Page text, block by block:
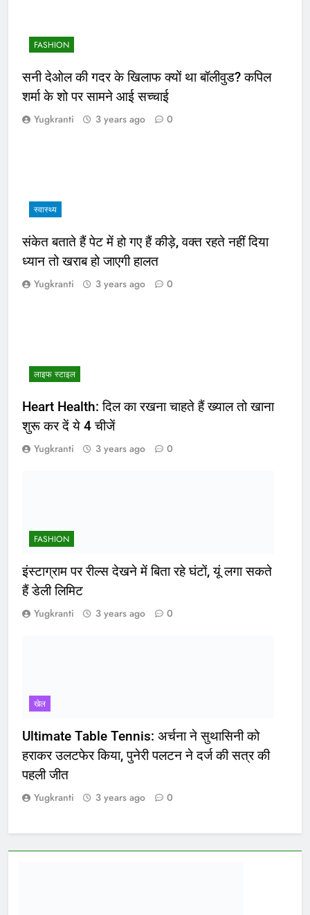
FASHION
सनी देओल की गदर के खिलाफ क्यों था बॉलीवुड? कपिल
शर्मा के शो पर सामने आई सच्चाई
Yugkranti 3 years ago 0
स्वास्थ्य
संकेत बताते हैं पेट में हो गए हैं कीड़े, वक्त रहते नहीं दिया
ध्यान तो खराब हो जाएगी हालत
Yugkranti 3 years ago 0
लाइफ स्टाइल
Heart Health: दिल का रखना चाहते हैं ख्याल तो खाना
शुरू कर दें ये 4 चीजें
Yugkranti 3 years ago 0
FASHION
इंस्टाग्राम पर रील्स देखने में बिता रहे घंटों, यूं लगा सकते
हैं डेली लिमिट
Yugkranti 3 years ago 0
खेल
Ultimate Table Tennis: अर्चना ने सुथासिनी को
हराकर उलटफेर किया, पुनेरी पलटन ने दर्ज की सत्र की
पहली जीत
Yugkranti 3 years ago 0